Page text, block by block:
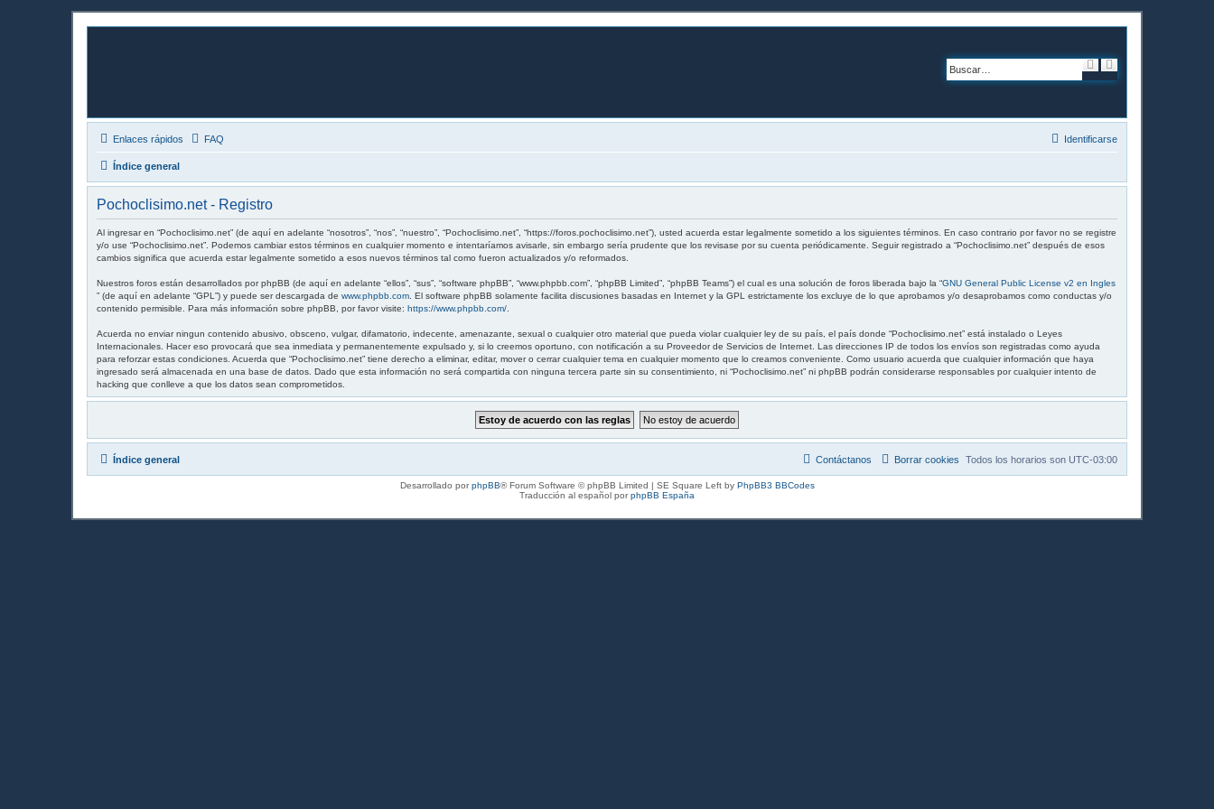
u
s
r
ú
s
e
a
a
n
Enlaces rápidos FAQ Identificarse
Índice general
Pochoclisimo.net - Registro
Al ingresar en “Pochoclisimo.net” (de aquí en adelante “nosotros”, “nos”, “nuestro”, “Pochoclisimo.net”, “https://foros.pochoclisimo.net”), usted acuerda estar legalmente sometido a los siguientes términos. En caso contrario por favor no se registre
y/o use “Pochoclisimo.net”. Podemos cambiar estos términos en cualquier momento e intentaríamos avisarle, sin embargo sería prudente que los revisase por su cuenta periódicamente. Seguir registrado a “Pochoclisimo.net” después de esos
cambios significa que acuerda estar legalmente sometido a esos nuevos términos tal como fueron actualizados y/o reformados.
Nuestros foros están desarrollados por phpBB (de aquí en adelante “ellos”, “sus”, “software phpBB”, “www.phpbb.com”, “phpBB Limited”, “phpBB Teams”) el cual es una solución de foros liberada bajo la “GNU General Public License v2 en Ingles
” (de aquí en adelante “GPL”) y puede ser descargada de www.phpbb.com . El software phpBB solamente facilita discusiones basadas en Internet y la GPL estrictamente los excluye de lo que aprobamos y/o desaprobamos como conductas y/o
contenido permisible. Para más información sobre phpBB, por favor visite: https://www.phpbb.com/
Acuerda no enviar ningun contenido abusivo, obsceno, vulgar, difamatorio, indecente, amenazante, sexual o cualquier otro material que pueda violar cualquier ley de su país, el país donde “Pochoclisimo.net” está instalado o Leyes
Internacionales. Hacer eso provocará que sea inmediata y permanentemente expulsado y, si lo creemos oportuno, con notificación a su Proveedor de Servicios de Internet. Las direcciones IP de todos los envíos son registradas como ayuda
para reforzar estas condiciones. Acuerda que “Pochoclisimo.net” tiene derecho a eliminar, editar, mover o cerrar cualquier tema en cualquier momento que lo creamos conveniente. Como usuario acuerda que cualquier información que haya
ingresado será almacenada en una base de datos. Dado que esta información no será compartida con ninguna tercera parte sin su consentimiento, ni “Pochoclisimo.net” ni phpBB podrán considerarse responsables por cualquier intento de
hacking que conlleve a que los datos sean comprometidos.
Índice general Todos los horarios son UTC-03:00
Borrar cookies
Contáctanos
Desarrollado porphpBB® Forum Software © phpBB Limited | SE Square Left by PhpBB3 BBCodes
Traducción al español porphpBB España